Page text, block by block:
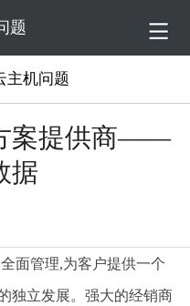
题
主机问题
案提供商——
据
管理,为客户提供一个
独立发展。强大的经销商